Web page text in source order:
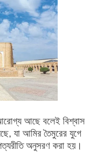
আছে বলেই বিশ্বাস
যা আমির তৈমুরের যুগে
অনুসরণ করা হয়।